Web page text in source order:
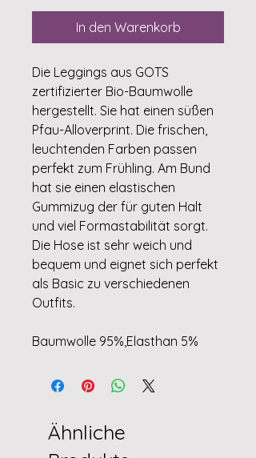
In den Warenkorb
Die Leggings aus GOTS
zertifizierter Bio-Baumwolle
hergestellt. Sie hat einen süßen
Pfau-Alloverprint. Die frischen,
leuchtenden Farben passen
perfekt zum Frühling. Am Bund
hat sie einen elastischen
Gummizug der für guten Halt
und viel Formastabilität sorgt.
Die Hose ist sehr weich und
bequem und eignet sich perfekt
als Basic zu verschiedenen
Outfits.
Baumwolle 95%,Elasthan 5%
Ähnliche